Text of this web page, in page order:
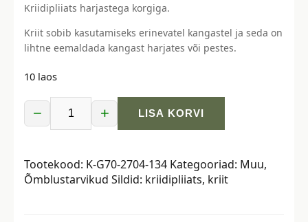
Kriidipliiats harjastega korgiga.
Kriit sobib kasutamiseks erinevatel kangastel ja seda on
lihtne eemaldada kangast harjates või pestes.
10 laos
−
Kriidipliiats,
roosa
+ LISA KORVI
Tootekood: K-G70-2704-134 Kategooriad: Muu,
Õmblustarvikud Sildid: kriidipliiats, kriit